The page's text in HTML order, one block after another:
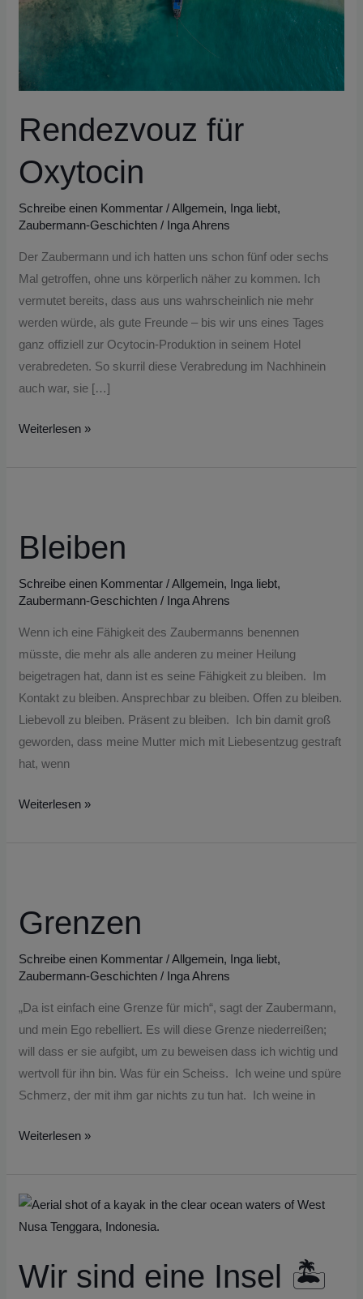
Rendezvouz für
Oxytocin
Schreibe einen Kommentar /Allgemein, Inga liebt,
Zaubermann-Geschichten / Inga Ahrens
Der Zaubermann und ich hatten uns schon fünf oder sechs
Mal getroffen, ohne uns körperlich näher zu kommen. Ich
vermutet bereits, dass aus uns wahrscheinlich nie mehr
werden würde, als gute Freunde – bis wir uns eines Tages
ganz offiziell zur Ocytocin-Produktion in seinem Hotel
verabredeten. So skurril diese Verabredung im Nachhinein
auch war, sie […]
Weiterlesen »
Bleiben
Schreibe einen Kommentar /Allgemein, Inga liebt,
Zaubermann-Geschichten / Inga Ahrens
Wenn ich eine Fähigkeit des Zaubermanns benennen
müsste, die mehr als alle anderen zu meiner Heilung
beigetragen hat, dann ist es seine Fähigkeit zu bleiben. Im
Kontakt zu bleiben. Ansprechbar zu bleiben. Offen zu bleiben.
Liebevoll zu bleiben. Präsent zu bleiben. Ich bin damit groß
geworden, dass meine Mutter mich mit Liebesentzug gestraft
hat, wenn
Weiterlesen »
Grenzen
Schreibe einen Kommentar /Allgemein, Inga liebt,
Zaubermann-Geschichten / Inga Ahrens
„Da ist einfach eine Grenze für mich“, sagt der Zaubermann,
und mein Ego rebelliert. Es will diese Grenze niederreißen;
will dass er sie aufgibt, um zu beweisen dass ich wichtig und
wertvoll für ihn bin. Was für ein Scheiss. Ich weine und spüre
Schmerz, der mit ihm gar nichts zu tun hat. Ich weine in
Weiterlesen »
Wir sind eine Insel 🏝️
Wir
sind
Insel
🏝️